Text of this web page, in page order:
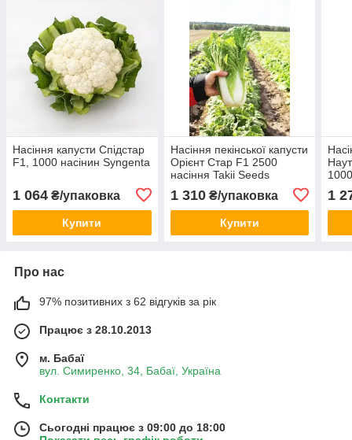
Насіння капусти Cпідстар
F1, 1000 насінин Syngenta
1 064 ₴/упаковка
Купити
Насіння пекінської капусти
Орієнт Стар F1 2500
насіння Takii Seeds
1 310₴/упаковка
Купити
1
Про нас
97% позитивних з 62 відгуків за рік
Працює з 28.10.2013
м. Бабаї
вул. Симиренко, 34, Бабаї, Україна
Контакти
Сьогодні працює з 09:00 до 18:00